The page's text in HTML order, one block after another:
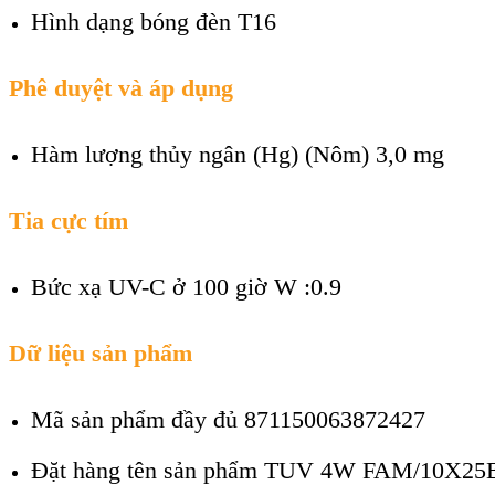
Hình dạng bóng đèn T16
Phê duyệt và áp dụng
Hàm lượng thủy ngân (Hg) (Nôm) 3,0 mg
Tia cực tím
Bức xạ UV-C ở 100 giờ W :0.9
Dữ liệu sản phẩm
Mã sản phẩm đầy đủ 871150063872427
Đặt hàng tên sản phẩm TUV 4W FAM/